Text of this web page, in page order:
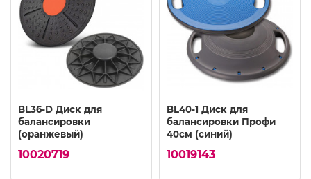
BL36-D Диск для
балансировки
(оранжевый)
10020719
BL40-1 Диск для
балансировки Профи
40см (синий)
10019143